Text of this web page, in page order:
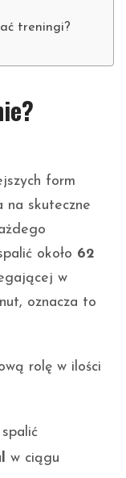
treningi?
form
na skuteczne
około 62
w
oznacza to
rolę w ilości
w ciągu